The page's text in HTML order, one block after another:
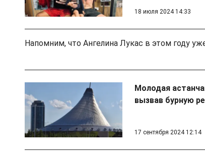
18 июля 2024 14:33
Напомним, что Ангелина Лукас в этом году
Молодая
вызвав бурную
17 сентября 2024 12:14